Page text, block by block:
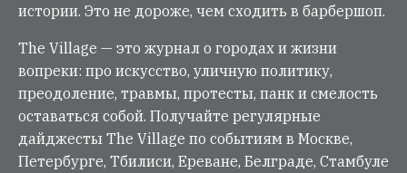
истории. Это не дороже, чем сходить в барбершоп.
The Village — это журнал о городах и жизни
вопреки: про искусство, уличную политику,
преодоление, травмы, протесты, панк и смелость
оставаться собой. Получайте регулярные
дайджесты The Village по событиям в Москве,
Петербурге, Тбилиси, Ереване, Белграде, Стамбуле